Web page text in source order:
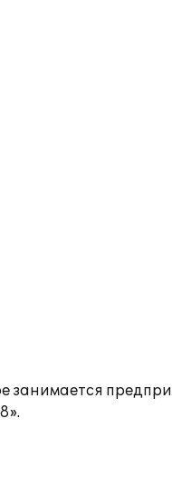
занимается